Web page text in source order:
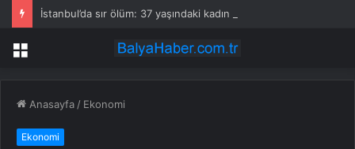
Menü
Anasayfa / Ekonomi
Ekonomi